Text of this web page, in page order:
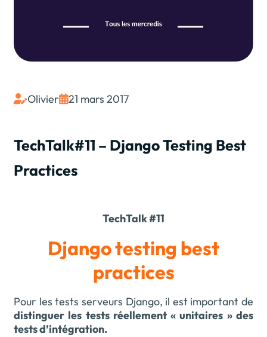
Olivier21 mars 2017
TechTalk#11 – Django Testing Best
Practices
TechTalk #11
Django testing best
practices
Pour les tests serveurs Django, il est important de
distinguer les tests réellement « unitaires » des
tests d’intégration.